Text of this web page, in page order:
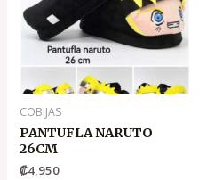
COBIJAS
PANTUFLA NARUTO
26CM
₡4,950